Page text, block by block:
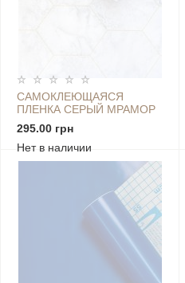
САМОКЛЕЮЩАЯСЯ
ПЛЕНКА СЕРЫЙ МРАМОР
ЗОЛОТЫЕ СОТЫ
0,45Х10М SW-00001212
295.00 грн
Нет в наличии